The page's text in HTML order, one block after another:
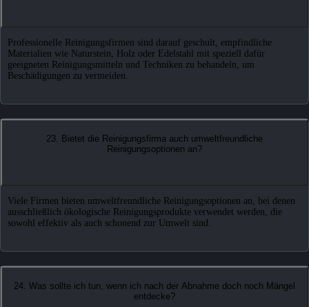
Professionelle Reinigungsfirmen sind darauf geschult, empfindliche
Materialien wie Naturstein, Holz oder Edelstahl mit speziell dafür
geeigneten Reinigungsmitteln und Techniken zu behandeln, um
Beschädigungen zu vermeiden.
23. Bietet die Reinigungsfirma auch umweltfreundliche
Reinigungsoptionen an?
Viele Firmen bieten umweltfreundliche Reinigungsoptionen an, bei denen
ausschließlich ökologische Reinigungsprodukte verwendet werden, die
sowohl effektiv als auch schonend zur Umwelt sind.
24. Was sollte ich tun, wenn ich nach der Abnahme doch noch Mängel
entdecke?